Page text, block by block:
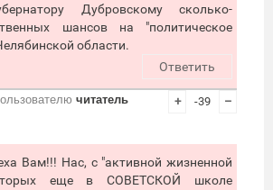
Дубровскому сколько-
шансов на "политическое
области.
Ответить
читатель
+ -39 –
Вам!!! Нас, с "активной жизненной
еще в СОВЕТСКОЙ школе